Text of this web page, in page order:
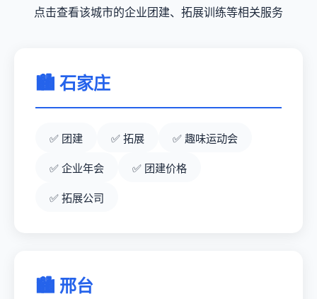
点击查看该城市的企业团建、拓展训练等相关服务
🏙️ 石家庄
团建 拓展 趣味运动会
企业年会 团建价格
拓展公司
🏙️ 邢台